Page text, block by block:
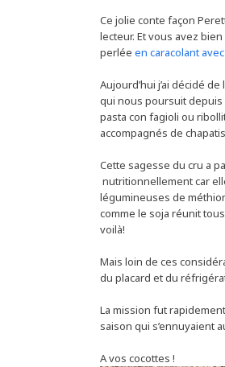
Ce jolie conte façon
lecteur. Et vous avez
perlée en caracolant
Aujourd’hui j’ai décidé
qui nous poursuit depuis
pasta con fagioli ou
accompagnés de
Cette sagesse du cru a
nutritionnellement car
légumineuses de
comme le soja réunit
voilà!
Mais loin de ces
du placard et du
La mission fut
saison qui s’ennuyaient
A vos cocottes !